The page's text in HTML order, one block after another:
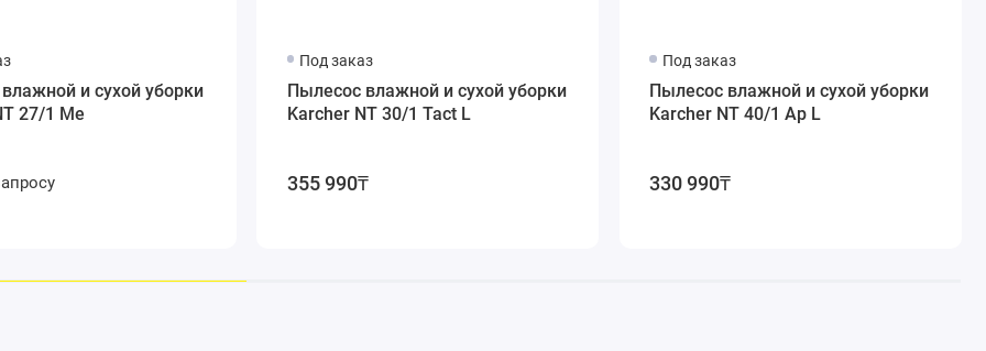
и сухой уборки
27/1 Me
Под заказ
Пылесос влажной и сухой уборки
Karcher NT 30/1 Tact L
355 990₸
Под заказ
Пылесос влажной и сухой уборки
Karcher NT 40/1 Ap L
330 990₸